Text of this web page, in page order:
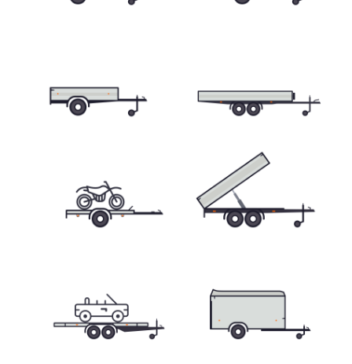
Skříňové přívěsy